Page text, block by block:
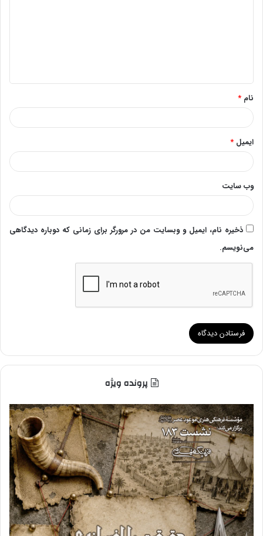
*
نام *
ایمیل *
وب‌ سایت
ذخیره نام، ایمیل و وبسایت من در مرورگر برای زمانی که دوباره دیدگاهی
می‌نویسم.
پرونده ویژه